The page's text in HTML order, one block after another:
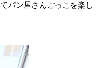
パン屋さんごっこを楽し